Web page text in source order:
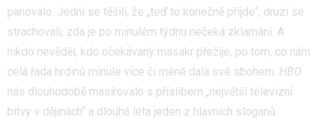
panovalo. Jedni se těšili, že „teď to konečně přijde“, druzí se
strachovali, zda je po minulém týdnu nečeká zklamání. A
nikdo nevěděl, kdo očekávaný masakr přežije, po tom, co nám
celá řada hrdinů minule více či méně dala své sbohem. HBO
nás dlouhodobě masírovalo s příslibem „největší televizní
bitvy v dějinách“ a dlouhá léta jeden z hlavních sloganů